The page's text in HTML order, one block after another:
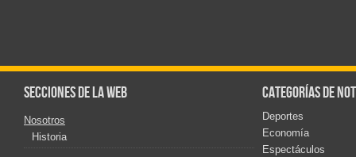
Secciones de la web
Nosotros
Historia
Categorías de
Deportes
Economía
Espectáculos